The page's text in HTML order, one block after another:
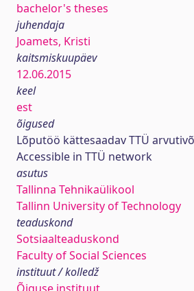
bachelor's theses
juhendaja
Joamets, Kristi
kaitsmiskuupäev
12.06.2015
keel
est
õigused
Lõputöö kättesaadav TTÜ
Accessible in TTÜ network
asutus
Tallinna Tehnikaülikool
Tallinn University of Technology
teaduskond
Sotsiaalteaduskond
Faculty of Social Sciences
instituut / kolledž